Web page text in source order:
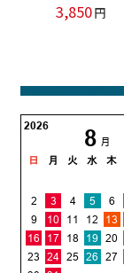
3,850円